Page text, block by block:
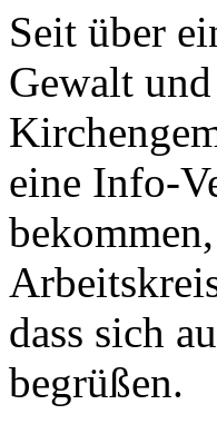
Seit über
Gewalt
eine Info-
dass sich
begrüßen.